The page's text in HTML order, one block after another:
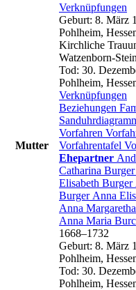
Mutter
Verknüpfungen
Geburt: 8. März
Pohlheim,
Kirchliche
Watzenborn-
Tod: 30.
Pohlheim,
Verknüpfungen
Beziehungen
Vorfahren
Vorfahrentafel
Ehepartner
Catharina Burger
Elisabeth Burger
Burger Anna
Anna Margaretha
Anna Maria
1668–1732
Geburt: 8. März
Pohlheim,
Tod: 30.
Pohlheim,